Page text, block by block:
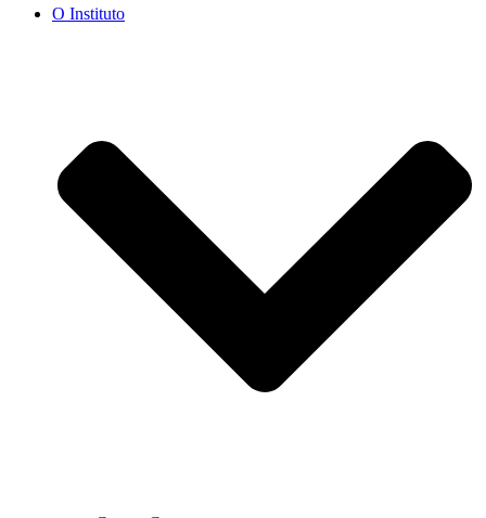
O Instituto